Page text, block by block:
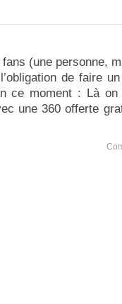
(une personne,
de faire
ce moment : Là on
une 360 offerte